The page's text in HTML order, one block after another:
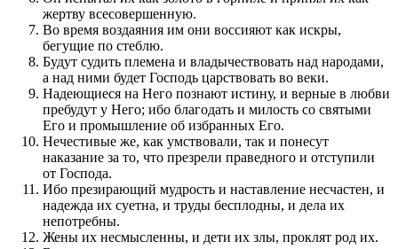
жертву всесовершенную.
Во время воздаяния им они воссияют как искры,
бегущие по стеблю.
Будут судить племена и владычествовать над народами,
а над ними будет Господь царствовать во веки.
Надеющиеся на Него познают истину, и верные в любви
пребудут у Него; ибо благодать и милость со святыми
Его и промышление об избранных Его.
Нечестивые же, как умствовали, так и понесут
наказание за то, что презрели праведного и отступили
от Господа.
Ибо презирающий мудрость и наставление несчастен, и
надежда их суетна, и труды бесплодны, и дела их
непотребны.
Жены их несмысленны, и дети их злы, проклят род их.